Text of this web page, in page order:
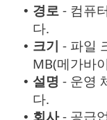
• 경로 - 컴퓨
다.
• 크기 - 파일
MB(메가바
• 설명 - 운영
다.
• 회사- 공급